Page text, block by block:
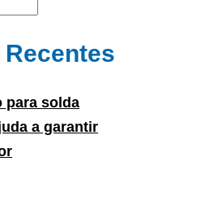
para solda
a garantir